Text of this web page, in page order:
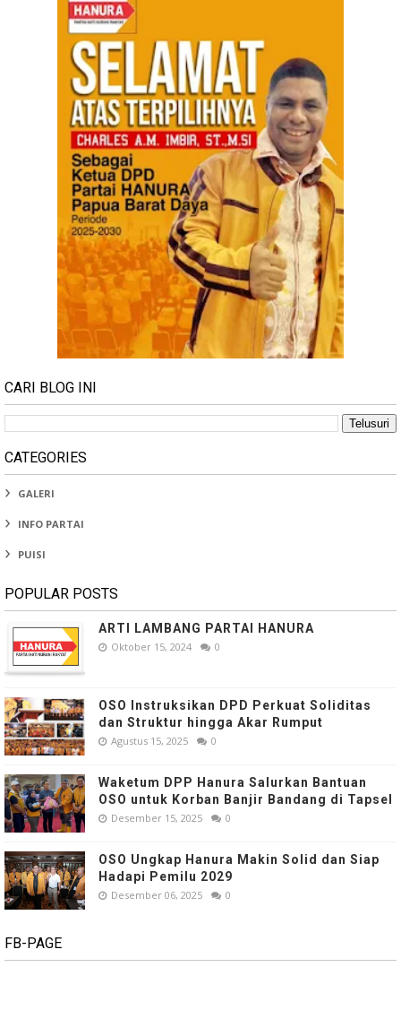
CARI BLOG INI
CATEGORIES
GALERI
INFO PARTAI
PUISI
POPULAR POSTS
ARTI LAMBANG PARTAI HANURA
Oktober 15, 2024 0
OSO Instruksikan DPD Perkuat Soliditas
dan Struktur hingga Akar Rumput
Agustus 15, 2025 0
Waketum DPP Hanura Salurkan Bantuan
OSO untuk Korban Banjir Bandang di Tapsel
Desember 15, 2025 0
OSO Ungkap Hanura Makin Solid dan Siap
Hadapi Pemilu 2029
Desember 06, 2025 0
FB-PAGE